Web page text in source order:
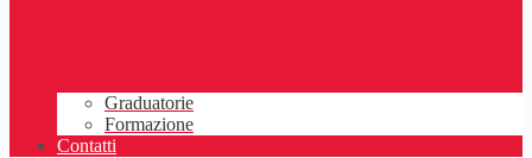
Graduatorie
Formazione
Contatti